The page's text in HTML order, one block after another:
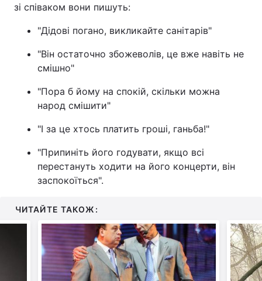
зі співаком вони пишуть:
"Дідові погано, викликайте санітарів"
"Він остаточно збожеволів, це вже навіть не
смішно"
"Пора б йому на спокій, скільки можна
народ смішити"
"І за це хтось платить гроші, ганьба!"
"Припиніть його годувати, якщо всі
перестануть ходити на його концерти, він
заспокоїться".
ЧИТАЙТЕ ТАКОЖ: